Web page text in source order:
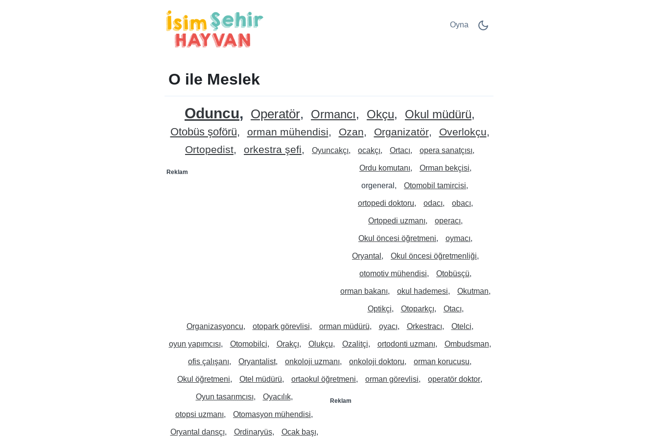
Oyna
O ile Meslek
Oduncu Operatör Ormancı Okçu Okul müdürü
Otobüs şoförü orman mühendisi Ozan Organizatör
Overlokçu
Ortopedist
orkestra şefi Oyuncakçı ocakçı Ortacı
Reklam
opera sanatçısı
Ordu komutanı Orman bekçisi
orgeneral Otomobil tamircisi
ortopedi doktoru odacı obacı
Ortopedi uzmanı operacı
Okul öncesi öğretmeni oymacı
Oryantal Okul öncesi öğretmenliği
otomotiv mühendisi Otobüsçü
orman bakanı okul hademesi Okutman
Optikçi Otoparkçı Otacı
Organizasyoncu otopark görevlisi orman müdürü oyacı Orkestracı Otelci
oyun yapımcısı Otomobilci Orakçı Olukçu Ozalitçi ortodonti uzmanı Ombudsman
ofis çalışanı Oryantalist onkoloji uzmanı onkoloji doktoru orman korucusu
Okul öğretmeni Otel müdürü ortaokul öğretmeni orman görevlisi operatör doktor
Reklam
Oyun tasarımcısı Oyacılık
otopsi uzmanı Otomasyon mühendisi
Oryantal dansçı Ordinaryüs Ocak başı